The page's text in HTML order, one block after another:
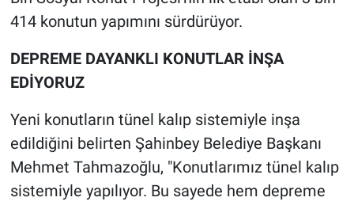
414 konutun yapımını sürdürüyor.
DEPREME DAYANKLI KONUTLAR İNŞA
EDİYORUZ
Yeni konutların tünel kalıp sistemiyle inşa
edildiğini belirten Şahinbey Belediye Başkanı
Mehmet Tahmazoğlu, "Konutlarımız tünel kalıp
sistemiyle yapılıyor. Bu sayede hem depreme